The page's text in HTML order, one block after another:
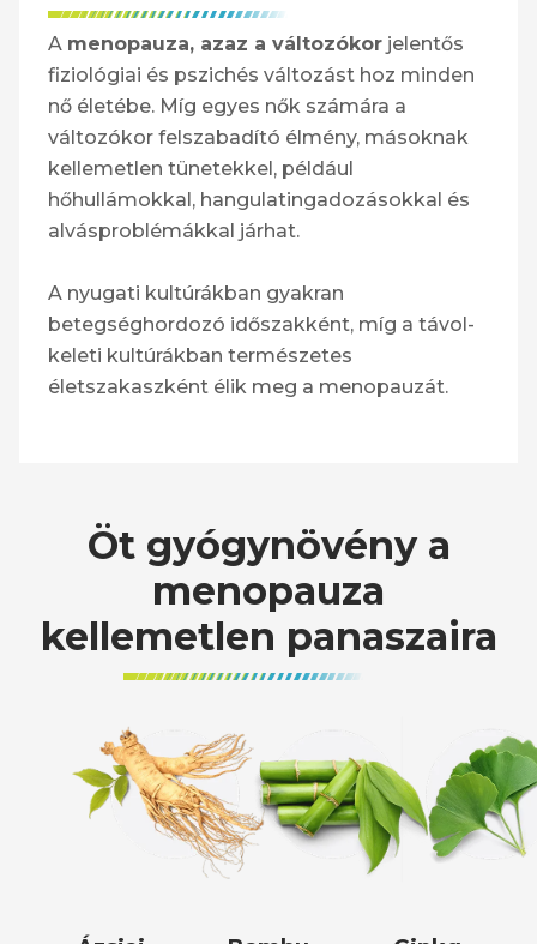
A menopauza, azaz a változókor jelentős
fiziológiai és pszichés változást hoz minden
nő életébe. Míg egyes nők számára a
változókor felszabadító élmény, másoknak
kellemetlen tünetekkel, például
hőhullámokkal, hangulatingadozásokkal és
alvásproblémákkal járhat.
A nyugati kultúrákban gyakran
betegséghordozó időszakként, míg a távol-
keleti kultúrákban természetes
életszakaszként élik meg a menopauzát.
Öt gyógynövény a
menopauza
kellemetlen panaszaira